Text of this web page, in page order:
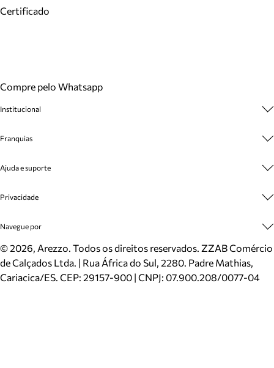
Certificado
Compre pelo Whatsapp
Institucional
Cashback
Venda Corporativa
Mapa do Site
Inverno
Mundo Arezzo
Franquias
Plano de Negócio
Ajuda e suporte
Cadastro
Meus Pedidos
Trocas e Devoluções
Cartão Presente
Localizador de lojas
Privacidade
Politica e Privacidade
Navegue por
Sapatos
Bolsas
Scarpins
©2026, Arezzo. Todos os direitos reservados. ZZAB Comércio
de Calçados Ltda. | Rua África do Sul, 2280. Padre Mathias,
Cariacica/ES. CEP: 29157-900 | CNPJ: 07.900.208/0077-04